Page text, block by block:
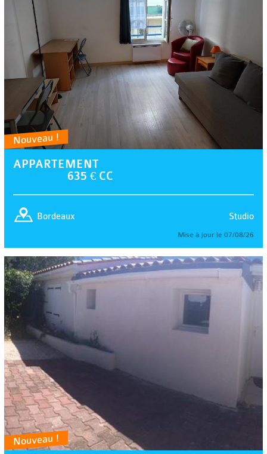
Nouveau !
APPARTEMENT
635 € CC
Studio
Bordeaux
Mise à jour le 07/08/26
Nouveau !